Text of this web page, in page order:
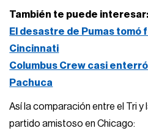
También te puede interesar:
El desastre de Pumas tomó
Cincinnati
Columbus Crew casi
Pachuca
Así la comparación entre el Tri y
partido amistoso en Chicago: